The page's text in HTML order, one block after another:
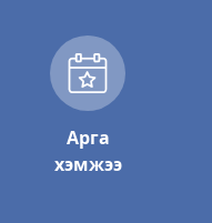
Арга
хэмжээ